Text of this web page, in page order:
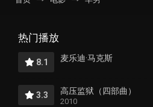
热门播放
8.1 麦乐迪·马克斯
3.3 高压监狱（四部曲）
2010